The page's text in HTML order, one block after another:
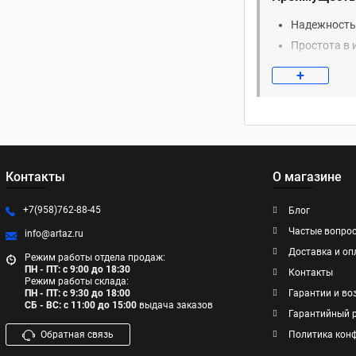
Простота в
процессы.
Склады и
Почему
Качество
+
Контакты
+7(958)762-88-45
info@artaz.ru
Режим работы отдела продаж:
ПН - ПТ: с 9:00 до 18:30
Режим работы склада:
ПН - ПТ: с 9:30 до 18:00
СБ - ВС: с 11:00 до 15:00 выдача заказов
Обратная связь
О магазине
Блог
Частые
Доставка и
Контакты
Гарантии и
Гарантийный
Политика